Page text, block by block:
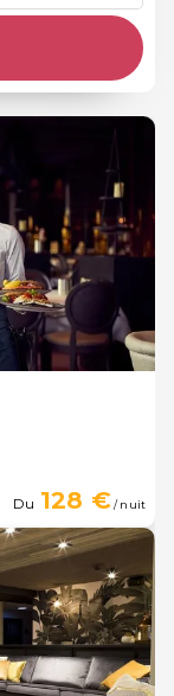
Du 128 €/ nuit